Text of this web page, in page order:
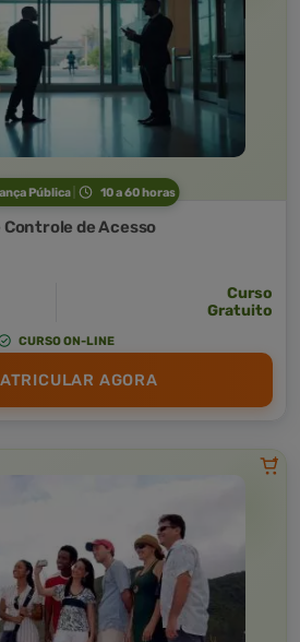
Pública 10 a 60 horas
de Acesso
Curso
Gratuito
CURSO ON-LINE
AGORA